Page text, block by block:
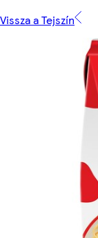
Vissza a Tejszín